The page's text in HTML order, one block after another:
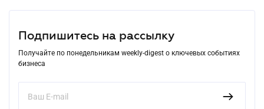
Подпишитесь на рассылку
Получайте по понедельникам weekly-digest о ключевых событиях
бизнеса